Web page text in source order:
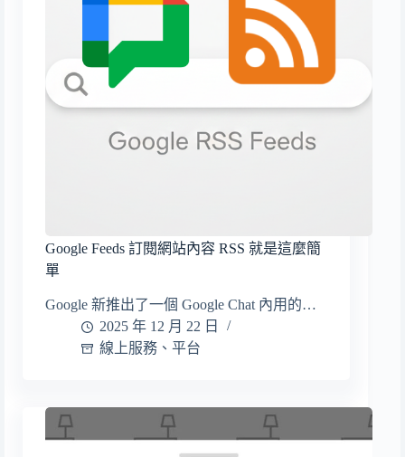
Google Feeds 訂閱網站內容 RSS 就是這麼簡
單
Google 新推出了一個 Google Chat 內用的…
2025 年 12 月 22 日
線上服務、平台